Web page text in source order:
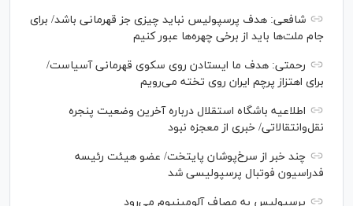
شافعی: هدف پرسپولیس نباید چیزی جز قهرمانی باشد/ برای
جام ملت‌ها باید از برخی چهره‌ها عبور کنیم
رحمتی: هدف ما ایستادن روی سکوی قهرمانی آسیاست/
برای اهتزاز پرچم ایران روی تخته می‌رویم
اطلاعیه باشگاه استقلال درباره آخرین وضعیت پنجره
نقل‌وانتقالاتی/ خبری از معجزه نبود
چند خبر از سرخ‌پوشان پایتخت/ عضو هیئت رئیسه
فدراسیون فوتبال پرسپولیسی شد
پرسپولیس به مصاف آلومینیوم می‌رود